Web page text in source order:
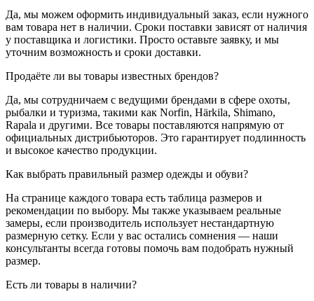
Да, мы можем оформить индивидуальный заказ, если нужного
вам товара нет в наличии. Сроки поставки зависят от наличия
у поставщика и логистики. Просто оставьте заявку, и мы
уточним возможность и сроки доставки.
Продаёте ли вы товары известных брендов?
Да, мы сотрудничаем с ведущими брендами в сфере охоты,
рыбалки и туризма, такими как Norfin, Härkila, Shimano,
Rapala и другими. Все товары поставляются напрямую от
официальных дистрибьюторов. Это гарантирует подлинность
и высокое качество продукции.
Как выбрать правильный размер одежды и обуви?
На странице каждого товара есть таблица размеров и
рекомендации по выбору. Мы также указываем реальные
замеры, если производитель использует нестандартную
размерную сетку. Если у вас остались сомнения — наши
консультанты всегда готовы помочь вам подобрать нужный
размер.
Есть ли товары в наличии?